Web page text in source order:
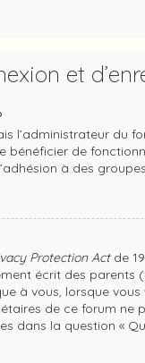
et
l’administrateur du
bénéficier de
à des
Protection Actde
écrit des parents
à vous, lorsque
de ce forum
dans la question «